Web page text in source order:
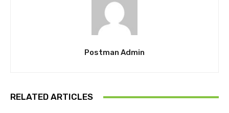
Postman Admin
RELATED ARTICLES